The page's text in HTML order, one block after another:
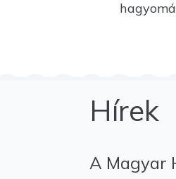
Hírek
A Magyar